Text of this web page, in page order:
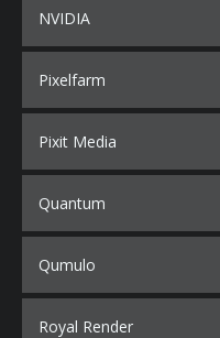
NVIDIA
Pixelfarm
Pixit Media
Quantum
Qumulo
Royal Render